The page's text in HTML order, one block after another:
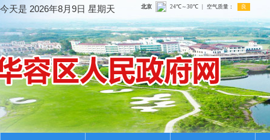
今天是 2026年8月9日 星期天